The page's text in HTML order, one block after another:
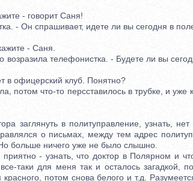
- говорит Саня!
- Он спрашивает, идете ли вы сегодня в
- Саня.
телефонистка. - Будете ли вы
в офицерский клуб. Понятно?
потом что-то персставилось в трубке, и уже
заглянуть в политуправление, узнать,
о письмах, между тем адрес
больше ничего уже не было слышно.
- узнать, что доктор в Полярном и
таки для меня так и осталось загадкой,
потом снова белого и т.д.